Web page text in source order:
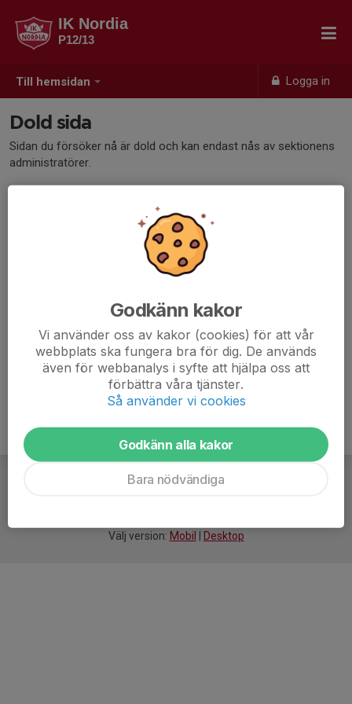
Till hemsidan Logga in
IK Nordia
P12/13
Dold sida
Sidan du försöker nå är dold och kan endast nås av sektionens
administratörer.
Välj version: Mobil Desktop
Godkänn kakor
Vi använder oss av kakor (cookies) för att vår
webbplats ska fungera bra för dig. De används
även för webbanalys i syfte att hjälpa oss att
förbättra våra tjänster.
Så använder vi cookies
Godkänn alla kakor
Bara nödvändiga